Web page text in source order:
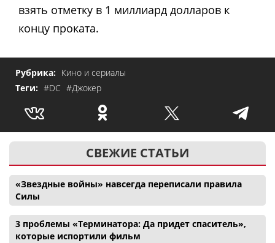
взять отметку в 1 миллиард долларов к
концу проката.
Рубрика: Кино и сериалы
Теги: #DC #Джокер
СВЕЖИЕ СТАТЬИ
«Звездные войны» навсегда переписали правила
Силы
3 проблемы «Терминатора: Да придет спаситель»,
которые испортили фильм